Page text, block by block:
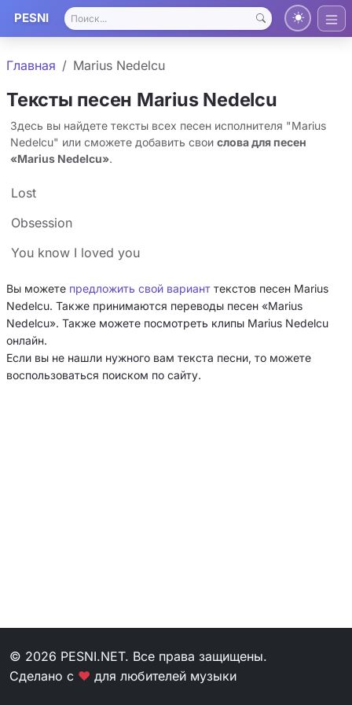
PESNI
Главная Marius Nedelcu
Тексты песен Marius Nedelcu
Здесь вы найдете тексты всех песен исполнителя "Marius
Nedelcu" или сможете добавить свои слова для песен
«Marius Nedelcu».
Lost
Obsession
You know I loved you
Вы можете предложить свой вариант текстов песен Marius
Nedelcu. Также принимаются переводы песен «Marius
Nedelcu». Также можете посмотреть клипы Marius Nedelcu
онлайн.
Если вы не нашли нужного вам текста песни, то можете
воспользоваться поиском по сайту.
© 2026 PESNI.NET. Все права защищены.
Сделано с ❤ для любителей музыки